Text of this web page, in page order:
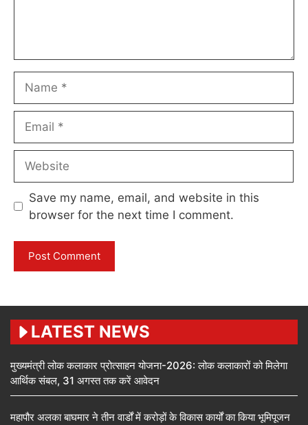
Save my name, email, and website in this
browser for the next time I comment.
LATEST NEWS
मुख्यमंत्री लोक कलाकार प्रोत्साहन योजना-2026: लोक कलाकारों को मिलेगा
आर्थिक संबल, 31 अगस्त तक करें आवेदन
महापौर अलका बाघमार ने तीन वार्डों में करोड़ों के विकास कार्यों का किया भूमिपूजन